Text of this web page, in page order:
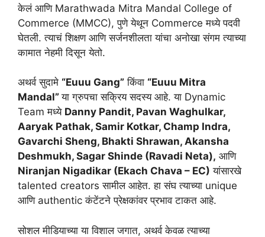
केलं आणि Marathwada Mitra Mandal College of
Commerce (MMCC), पुणे येथून Commerce मध्ये पदवी
घेतली. त्याचं शिक्षण आणि सर्जनशीलता यांचा अनोखा संगम त्याच्या
कामात नेहमी दिसून येतो.
अथर्व सुदामे “Euuu Gang” किंवा “Euuu Mitra
Mandal”या ग्रुपचा सक्रिय सदस्य आहे. या Dynamic
Team मध्ये Danny Pandit, Pavan Waghulkar,
Aaryak Pathak, Samir Kotkar, Champ Indra,
Gavarchi Sheng, Bhakti Shrawan, Akansha
Deshmukh, Sagar Shinde (Ravadi Neta), आणि
Niranjan Nigadikar (Ekach Chava – EC) यांसारखे
talented creators सामील आहेत. हा संघ त्याच्या unique
आणि authentic कंटेंटने प्रेक्षकांवर प्रभाव टाकत आहे.
सोशल मीडियाच्या या विशाल जगात, अथर्व केवळ त्याच्या